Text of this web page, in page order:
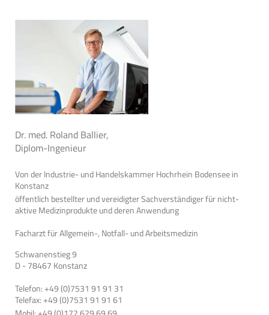
Dr. med. Roland Ballier,
Diplom-Ingenieur
Von der Industrie- und Handelskammer Hochrhein Bodensee in
Konstanz
öffentlich bestellter und vereidigter Sachverständiger für nicht-
aktive Medizinprodukte und deren Anwendung
Facharzt für Allgemein-, Notfall- und Arbeitsmedizin
Schwanenstieg 9
D - 78467 Konstanz
Telefon: +49 (0)7531 91 91 31
Telefax: +49 (0)7531 91 91 61